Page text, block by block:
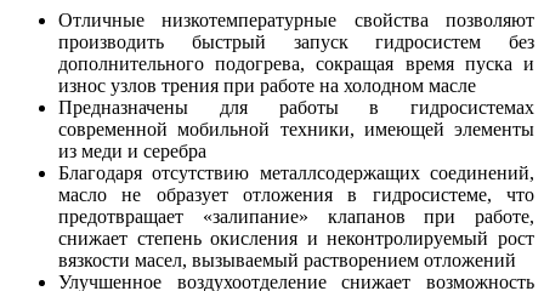
Отличные низкотемпературные свойства позволяют
производить быстрый запуск гидросистем без
дополнительного подогрева, сокращая время пуска и
износ узлов трения при работе на холодном масле
Предназначены для работы в гидросистемах
современной мобильной техники, имеющей элементы
из меди и серебра
Благодаря отсутствию металлсодержащих соединений,
масло не образует отложения в гидросистеме, что
предотвращает «залипание» клапанов при работе,
снижает степень окисления и неконтролируемый рост
вязкости масел, вызываемый растворением отложений
Улучшенное воздухоотделение снижает возможность